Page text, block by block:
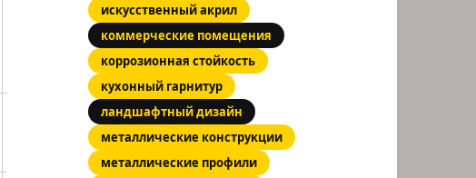
помещения,
искусственный акрил
коммерческие помещения
коррозионная стойкость
кухонный гарнитур
ландшафтный дизайн
металлические конструкции
металлические профили